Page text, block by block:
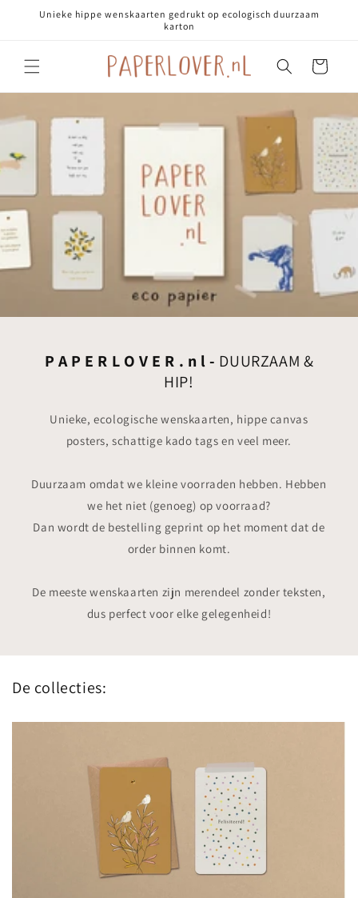
naar de
Unieke hippe wenskaarten gedrukt op ecologisch duurzaam
karton
Winkelmandje
P A P E R L O V E R . n l - DUURZAAM &
HIP!
Unieke, ecologische wenskaarten, hippe canvas
posters, schattige kado tags en veel meer.
Duurzaam omdat we kleine voorraden hebben. Hebben
we het niet (genoeg) op voorraad?
Dan wordt de bestelling geprint op het moment dat de
order binnen komt.
De meeste wenskaarten zijn merendeel zonder teksten,
dus perfect voor elke gelegenheid!
De collecties: